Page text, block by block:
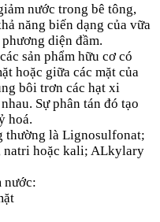
nước trong bê tông,
năng biến dạng của vữa
diện đầm.
sản phẩm hữu cơ có
hoặc giữa các mặt của
bôi trơn các hạt xi
Sự phân tán đó tạo
hoá.
thường là Lignosulfonat;
natri hoặc kali; ALkylary
nước: